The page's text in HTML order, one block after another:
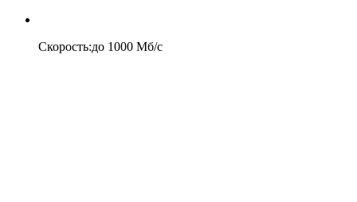
Скорость:до 1000 Мб/c